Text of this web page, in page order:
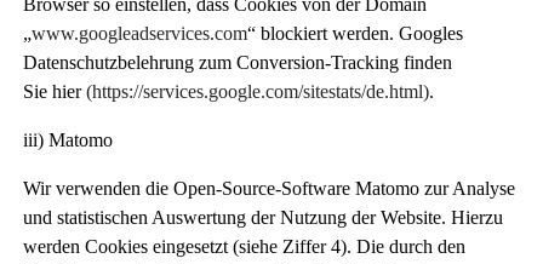
Browser so einstellen, dass Cookies von der Domain
„www.googleadservices.com“ blockiert werden. Googles
Datenschutzbelehrung zum Conversion-Tracking finden
Siehier (https://services.google.com/sitestats/de.html).
iii) Matomo
Wir verwenden die Open-Source-Software Matomo zur Analyse
und statistischen Auswertung der Nutzung der Website. Hierzu
werden Cookies eingesetzt (siehe Ziffer 4). Die durch den